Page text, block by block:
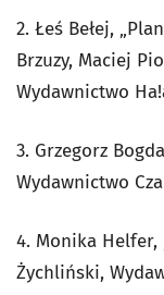
2. Łeś Bełej,
Brzuzy, Maciej
Wydawnictwo
3. Grzegorz
Wydawnictwo
4. Monika Helfer,
Żychliński,